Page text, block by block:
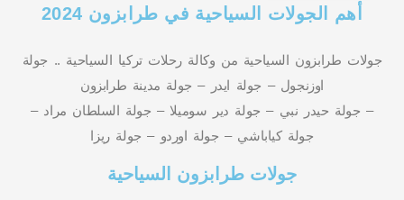
أهم الجولات السياحية في طرابزون 2024
جولات طرابزون السياحية من وكالة رحلات تركيا السياحية .. جولة
اوزنجول – جولة ايدر – جولة مدينة طرابزون
– جولة حيدر نبي – جولة دير سوميلا – جولة السلطان مراد –
جولة كياباشي – جولة اوردو – جولة ريزا
جولات طرابزون السياحية